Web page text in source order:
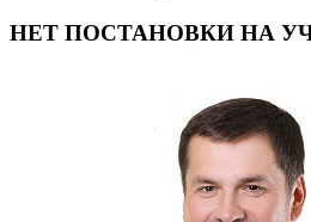
НЕТ ПОСТАНОВКИ НА